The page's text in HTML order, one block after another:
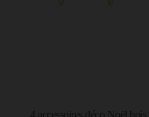
4 accessoires déco Noël bois